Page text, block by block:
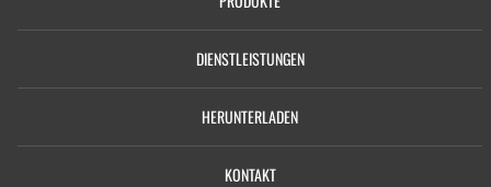
DIENSTLEISTUNGEN
HERUNTERLADEN
KONTAKT